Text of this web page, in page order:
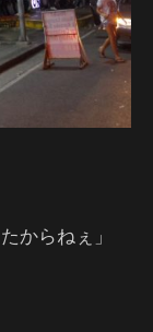
からねぇ」